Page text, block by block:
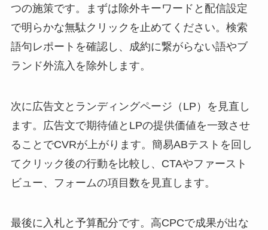
つの施策です。まずは除外キーワードと配信設定
で明らかな無駄クリックを止めてください。検索
語句レポートを確認し、成約に繋がらない語やブ
ランド外流入を除外します。
次に広告文とランディングページ（LP）を見直し
ます。広告文で期待値とLPの提供価値を一致させ
ることでCVRが上がります。簡易ABテストを回し
てクリック後の行動を比較し、CTAやファースト
ビュー、フォームの項目数を見直します。
最後に入札と予算配分です。高CPCで成果が出な